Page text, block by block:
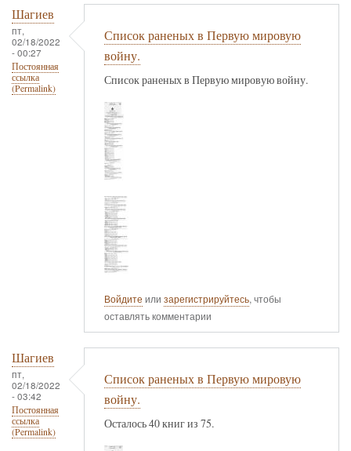
Шагиев
пт,
02/18/2022
- 00:27
Постоянная
ссылка
(Permalink)
Список раненых в Первую мировую
войну.
Список раненых в Первую мировую войну.
Войдите или зарегистрируйтесь, чтобы
оставлять комментарии
Шагиев
пт,
02/18/2022
- 03:42
Постоянная
ссылка
(Permalink)
Список раненых в Первую мировую
войну.
Осталось 40 книг из 75.